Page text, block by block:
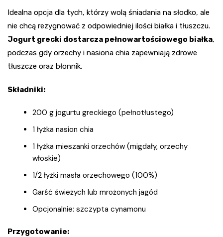
Idealna opcja dla tych, którzy wolą śniadania na słodko, ale
nie chcą rezygnować z odpowiedniej ilości białka i tłuszczu.
Jogurt grecki dostarcza pełnowartościowego białka,
podczas gdy orzechy i nasiona chia zapewniają zdrowe
tłuszcze oraz błonnik.
Składniki:
200 g jogurtu greckiego (pełnotłustego)
1 łyżka nasion chia
1 łyżka mieszanki orzechów (migdały, orzechy
włoskie)
1/2 łyżki masła orzechowego (100%)
Garść świeżych lub mrożonych jagód
Opcjonalnie: szczypta cynamonu
Przygotowanie: